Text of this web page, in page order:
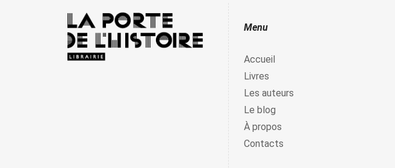
Menu
Accueil
Livres
Les auteurs
Le blog
À propos
Contacts